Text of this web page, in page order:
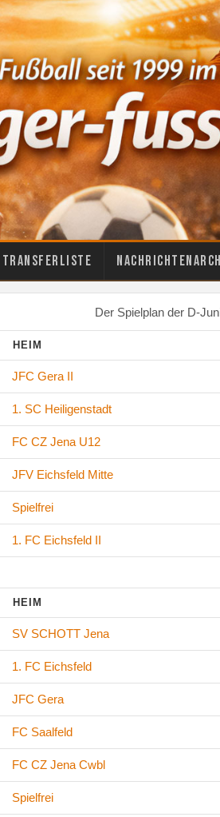
Transferliste
Der Spielplan der D-
HEIM
JFC Gera II
1. SC Heiligenstadt
FC CZ Jena U12
JFV Eichsfeld Mitte
Spielfrei
1. FC Eichsfeld II
HEIM
SV SCHOTT Jena
1. FC Eichsfeld
JFC Gera
FC Saalfeld
FC CZ Jena Cwbl
Spielfrei